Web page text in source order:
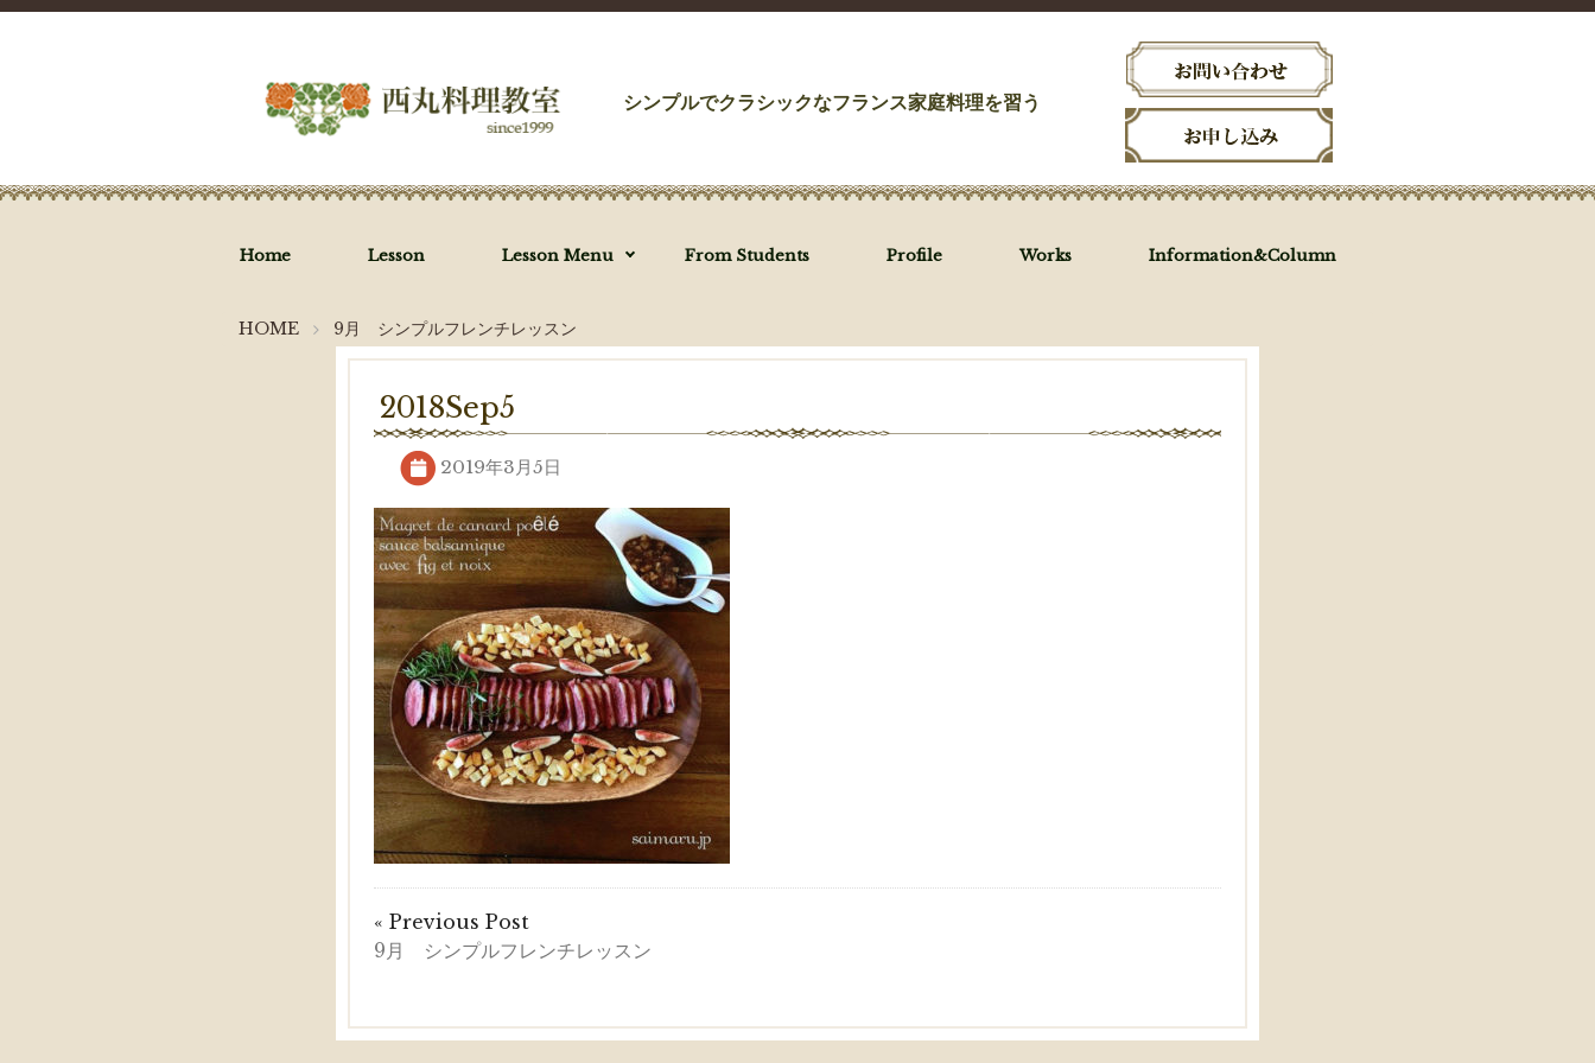
シンプルでクラシックなフランス家庭料理を習う
Home Lesson Lesson Menu From Students Profile Works Information&Column
HOME 9月 シンプルフレンチレッスン
2018Sep5
2019年3月5日
« Previous Post
9月 シンプルフレンチレッスン